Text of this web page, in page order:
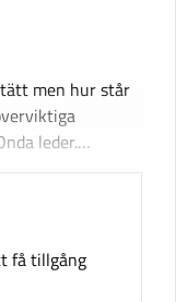
men hur står
leder.…
få tillgång